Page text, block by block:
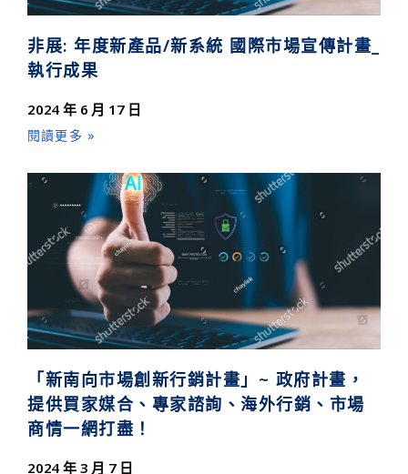
非展: 年度新產品/新系統 國際市場宣傳計畫_
執行成果
2024 年 6 月 17 日
閱讀更多 »
「新南向市場創新行銷計畫」~ 政府計畫，
提供買家媒合、專家諮詢、海外行銷、市場
商情一網打盡！
2024 年 3 月 7 日